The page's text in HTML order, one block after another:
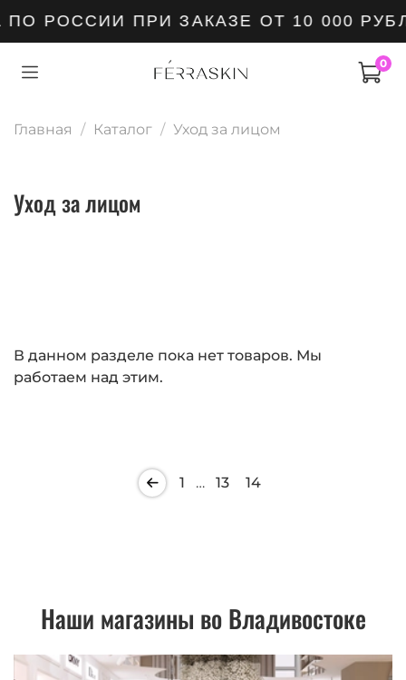
РОССИИ ПРИ ЗАКАЗЕ ОТ 10 000
0
Главная Каталог Уход за лицом
Уход за лицом
В данном разделе пока нет товаров. Мы
работаем над этим.
1 … 13 14
Наши магазины во Владивостоке